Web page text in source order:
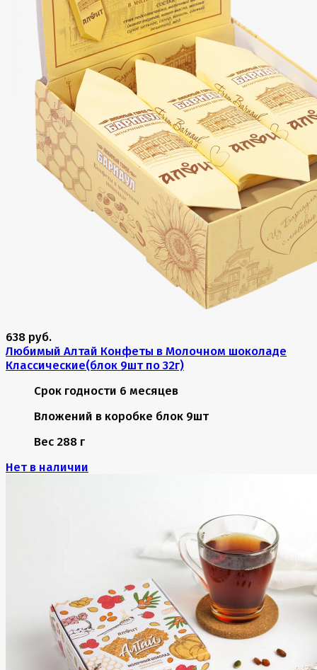
638 руб.
Любимый Алтай Конфеты в Молочном шоколаде
Классические(блок 9шт по 32г)
Срок годности 6 месяцев
Вложений в коробке блок 9шт
Вес 288 г
Нет в наличии